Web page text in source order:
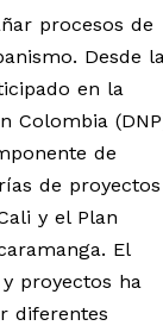
procesos de
Desde
en la
Colombia
de
de proyectos
y el Plan
El
proyectos ha
diferentes